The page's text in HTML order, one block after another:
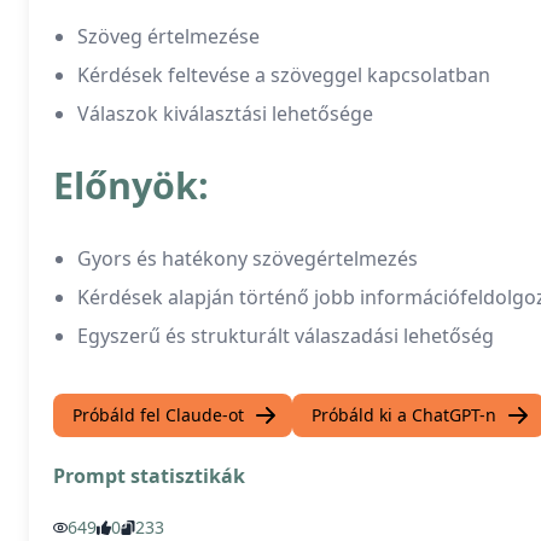
Szöveg értelmezése
Kérdések feltevése a szöveggel kapcsolatban
Válaszok kiválasztási lehetősége
Előnyök:
Gyors és hatékony szövegértelmezés
Kérdések alapján történő jobb
Egyszerű és strukturált válaszadási lehetőség
Próbáld fel Claude-ot Próbáld ki a ChatGPT-n
Prompt statisztikák
649 0 233